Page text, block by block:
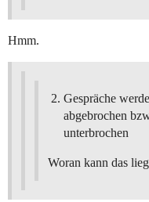
Hmm.
Gespräche
abgebrochen
unterbrochen
Woran kann das